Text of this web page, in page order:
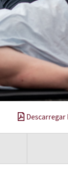
Descarregar